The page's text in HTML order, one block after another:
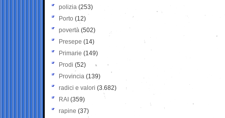
polizia (253)
Porto (12)
povertà (502)
Presepe (14)
Primarie (149)
Prodi (52)
Provincia (139)
radici e valori (3.682)
RAI (359)
rapine (37)